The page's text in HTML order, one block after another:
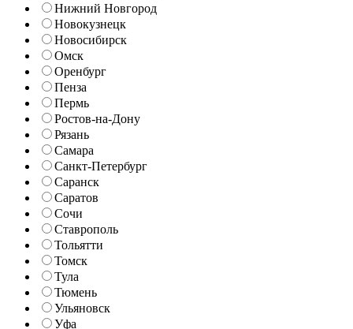
Нижний Новгород
Новокузнецк
Новосибирск
Омск
Оренбург
Пенза
Пермь
Ростов-на-Дону
Рязань
Самара
Санкт-Петербург
Саранск
Саратов
Сочи
Ставрополь
Тольятти
Томск
Тула
Тюмень
Ульяновск
Уфа